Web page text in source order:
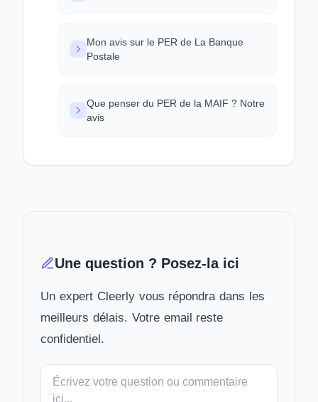
Mon avis sur le PER de La Banque
Postale
Que penser du PER de la MAIF ? Notre
avis
Une question ? Posez-la ici
Un expert Cleerly vous répondra dans les
meilleurs délais. Votre email reste
confidentiel.
Votre
message